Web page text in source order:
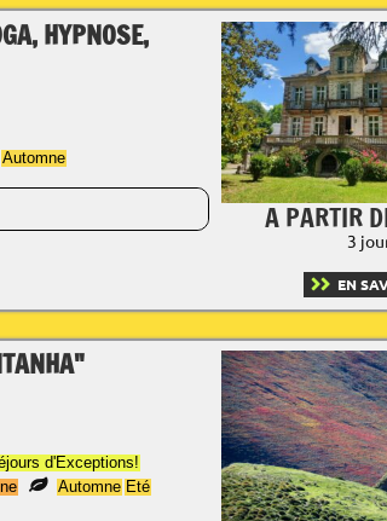
A PARTIR
3
EN
HYPNOSE,
Automne
d'Exceptions!
Automne Eté